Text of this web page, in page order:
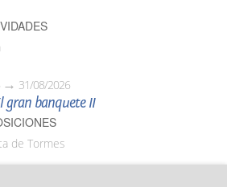
31/08/2026
gran banquete II
de Tormes